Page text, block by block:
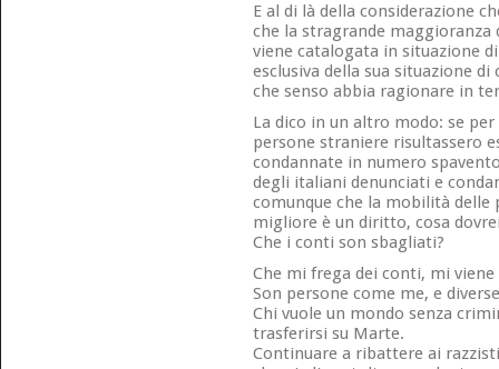
E al di là della considerazione
che la stragrande
viene catalogata in situazione
esclusiva della sua situazione
che senso abbia ragionare in
La dico in un altro modo: se
persone straniere risultassero
condannate in numero
degli italiani denunciati e
comunque che la mobilità delle
migliore è un diritto, cosa
Che i conti son sbagliati?
Che mi frega dei conti, mi viene
Son persone come me, e
Chi vuole un mondo senza
trasferirsi su Marte.
Continuare a ribattere ai